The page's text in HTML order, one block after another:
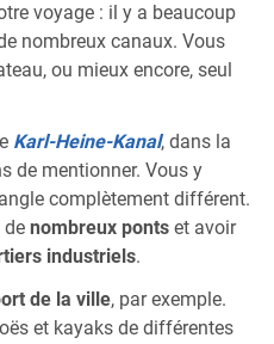
voyage : il y a beaucoup
nombreux canaux. Vous
ou mieux encore, seul
Karl-Heine-Kanal, dans la
de mentionner. Vous y
complètement différent.
de nombreux ponts et avoir
industriels.
de la ville, par exemple.
et kayaks de différentes